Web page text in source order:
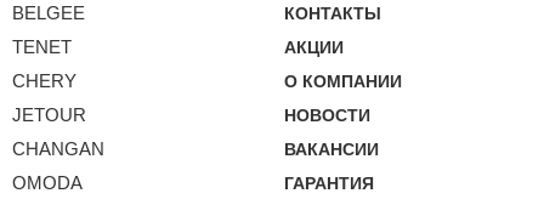
BELGEE
TENET
CHERY
JETOUR
CHANGAN
OMODA
КОНТАКТЫ
АКЦИИ
О КОМПАНИИ
НОВОСТИ
ВАКАНСИИ
ГАРАНТИЯ